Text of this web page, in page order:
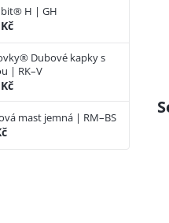
H | GH
Dubové kapky s
| RK–V
mast jemná | RM–BS